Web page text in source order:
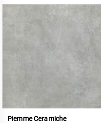
Piemme Ceramiche